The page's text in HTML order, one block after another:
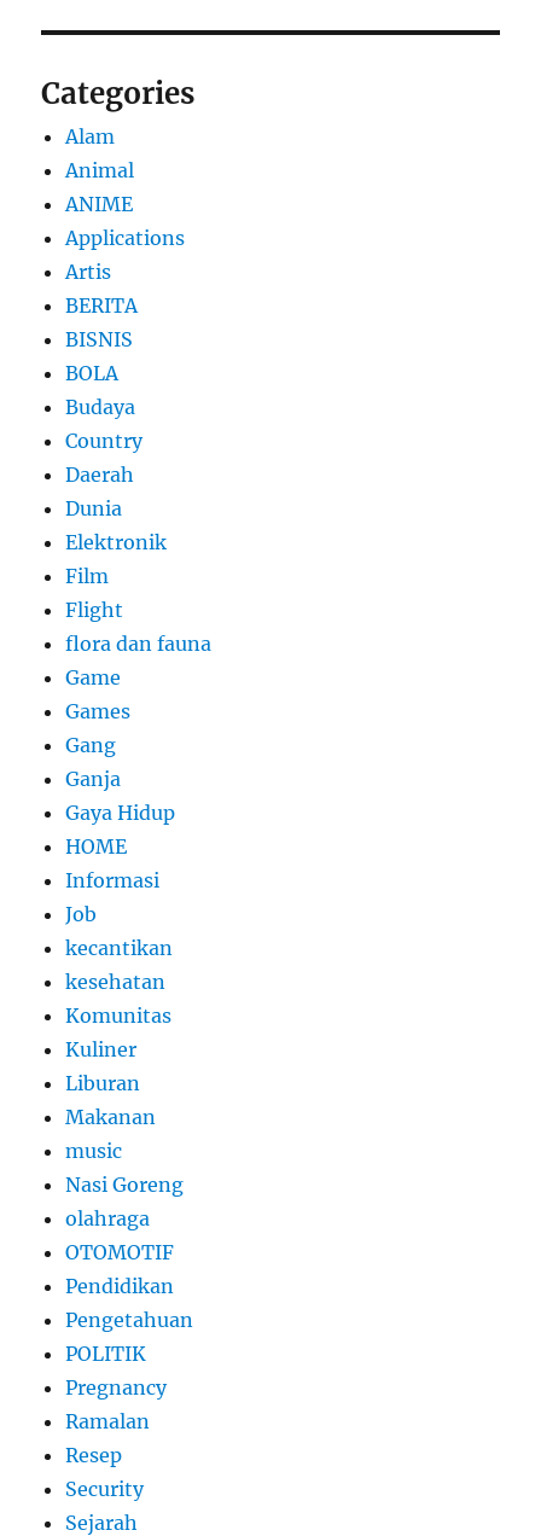
Categories
Alam
Animal
ANIME
Applications
Artis
BERITA
BISNIS
BOLA
Budaya
Country
Daerah
Dunia
Elektronik
Film
Flight
flora dan fauna
Game
Games
Gang
Ganja
Gaya Hidup
HOME
Informasi
Job
kecantikan
kesehatan
Komunitas
Kuliner
Liburan
Makanan
music
Nasi Goreng
olahraga
OTOMOTIF
Pendidikan
Pengetahuan
POLITIK
Pregnancy
Ramalan
Resep
Security
Sejarah